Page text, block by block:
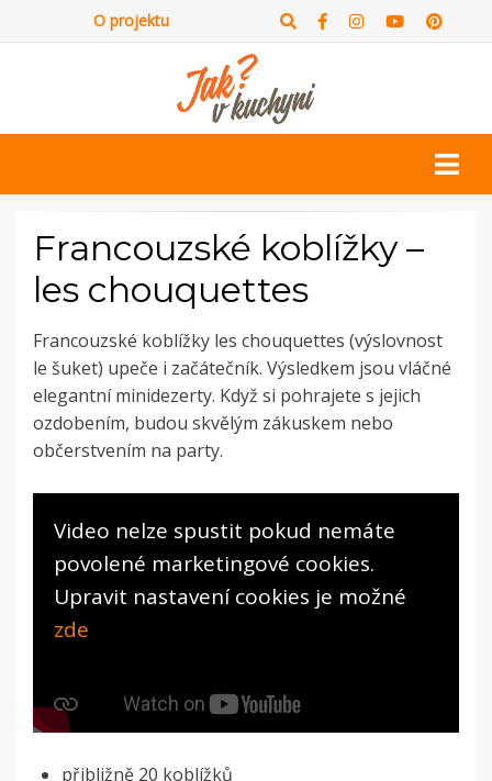
O projektu
Francouzské koblížky –
les chouquettes
Francouzské koblížky les chouquettes (výslovnost
le šuket) upeče i začátečník. Výsledkem jsou vláčné
elegantní minidezerty. Když si pohrajete s jejich
ozdobením, budou skvělým zákuskem nebo
občerstvením na party.
Video nelze spustit pokud nemáte
povolené marketingové cookies.
Upravit nastavení cookies je možné
zde
přibližně 20 koblížků